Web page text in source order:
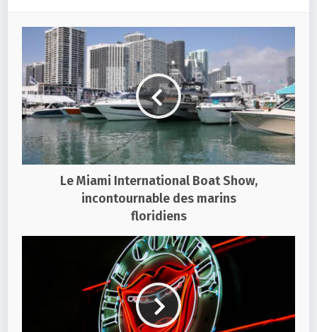
Le Miami International Boat Show,
incontournable des marins
floridiens